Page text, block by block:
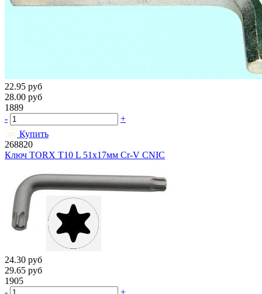
22.95 руб
28.00 руб
1889
-
+
Купить
268820
Ключ TORX T10 L 51х17мм Cr-V CNIC
24.30 руб
29.65 руб
1905
-
+